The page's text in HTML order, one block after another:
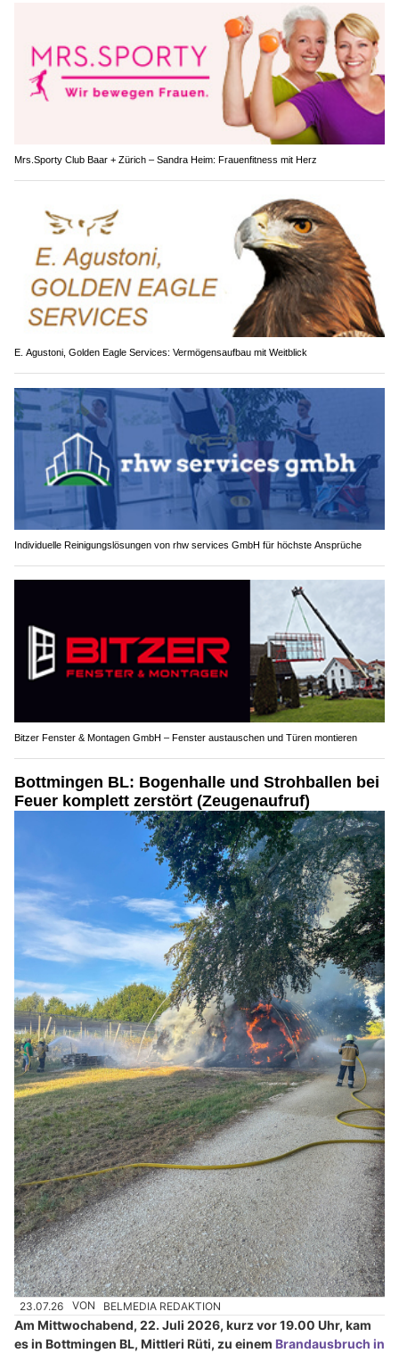
Mrs.Sporty Club Baar + Zürich – Sandra Heim: Frauenfitness mit Herz
E. Agustoni, Golden Eagle Services: Vermögensaufbau mit Weitblick
Individuelle Reinigungslösungen von rhw services GmbH für höchste Ansprüche
Bitzer Fenster & Montagen GmbH – Fenster austauschen und Türen montieren
Bottmingen BL: Bogenhalle und Strohballen bei
Feuer komplett zerstört (Zeugenaufruf)
23.07.26 VON BELMEDIA REDAKTION
Am Mittwochabend, 22. Juli 2026, kurz vor 19.00 Uhr, kam
es in Bottmingen BL, Mittleri Rüti, zu einem Brandausbruch in